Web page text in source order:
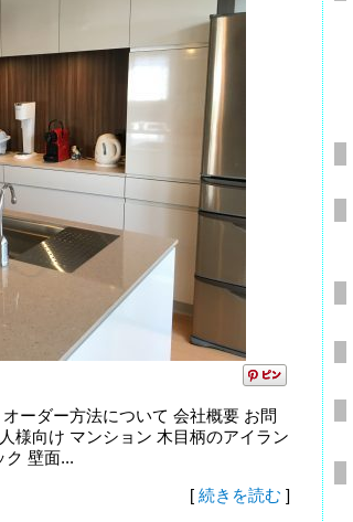
ーダー方法について 会社概要 お問
様向け マンション 木目柄のアイラン
ク 壁面...
[ 続きを読む ]